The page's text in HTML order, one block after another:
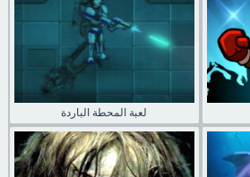
لعبة المحطة الباردة